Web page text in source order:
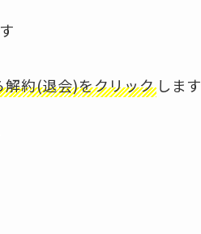
解約(退会)をクリックします